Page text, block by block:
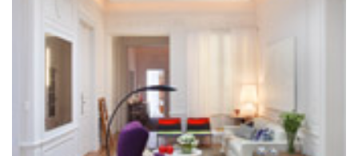
VER PROJETO